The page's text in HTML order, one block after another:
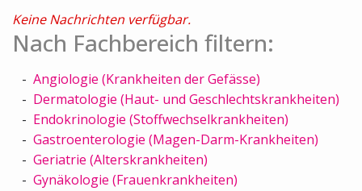
Keine Nachrichten verfügbar.
Nach Fachbereich filtern:
Angiologie (Krankheiten der Gefässe)
Dermatologie (Haut- und Geschlechtskrankheiten)
Endokrinologie (Stoffwechselkrankheiten)
Gastroenterologie (Magen-Darm-Krankheiten)
Geriatrie (Alterskrankheiten)
Gynäkologie (Frauenkrankheiten)